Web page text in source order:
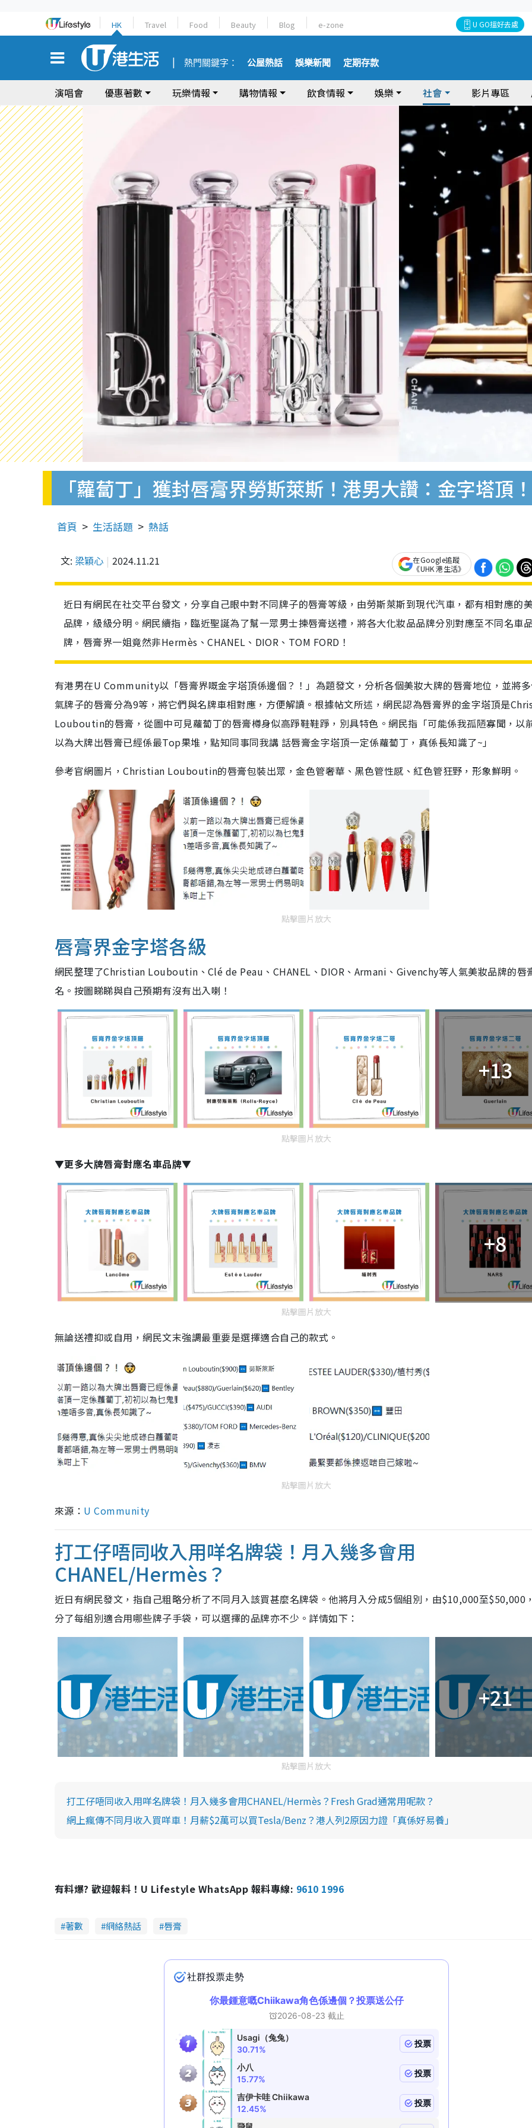
HK Travel Food Beauty Blog e-zone U GO搵好去處
熱門關鍵字： 公屋熱話 娛樂新聞 定期存款
演唱會 優惠著數 玩樂情報 購物情報 飲食情報 娛樂 社會 影片專區
「蘿蔔丁」獲封唇膏界勞斯萊斯！港男大讚：金字塔頂
首頁 生活話題 熱話
文: 梁穎心 2024.11.21
在Google追蹤
《UHK 港生活》
近日有網民在社交平台發文，分享自己眼中對不同牌子的唇膏等級，由勞斯萊斯到現代汽車，都有相對應的
品牌，級級分明。網民續指，臨近聖誕為了幫一眾男士揀唇膏送禮，將各大化妝品品牌分別對應至不同名車
牌，唇膏界一姐竟然非Hermès、CHANEL、DIOR、TOM FORD！
有港男在U Community以「唇膏界嘅金字塔頂係邊個？！」為題發文，分析各個美妝大牌的唇膏地位，並將
氣牌子的唇膏分為9等，將它們與名牌車相對應，方便解讀。根據帖文所述，網民認為唇膏界的金字塔頂是
Louboutin的唇膏，從圖中可見蘿蔔丁的唇膏樽身似高踭鞋鞋踭，別具特色。網民指「可能係我孤陋寡聞，以
以為大牌出唇膏已經係最Top果堆，點知同事同我講 話唇膏金字塔頂一定係蘿蔔丁，真係長知識了~」
參考官網圖片，Christian Louboutin的唇膏包裝出眾，金色管奢華、黑色管性感、紅色管狂野，形象鮮明。
點擊圖片放大
唇膏界金字塔各級
網民整理了Christian Louboutin、Clé de Peau、CHANEL、DIOR、Armani、Givenchy等人氣美妝品牌的唇
名。按圖睇睇與自己預期有沒有出入喇！
+13
點擊圖片放大
▼更多大牌唇膏對應名車品牌▼
+8
點擊圖片放大
無論送禮抑或自用，網民文末強調最重要是選擇適合自己的款式。
點擊圖片放大
來源： U Community
打工仔唔同收入用咩名牌袋！月入幾多會用
CHANEL/Hermès？
近日有網民發文，指自己粗略分析了不同月入該買甚麼名牌袋。他將月入分成5個組別，由$10,000至$50,000
分了每組別適合用哪些牌子手袋，可以選擇的品牌亦不少。詳情如下：
+21
點擊圖片放大
打工仔唔同收入用咩名牌袋！月入幾多會用CHANEL/Hermès？Fresh Grad通常用呢款？
網上瘋傳不同月收入買咩車！月薪$2萬可以買Tesla/Benz？港人列2原因力證「真係好易養」
有料爆? 歡迎報料！U Lifestyle WhatsApp 報料專線: 9610 1996
著數 網絡熱話 唇膏